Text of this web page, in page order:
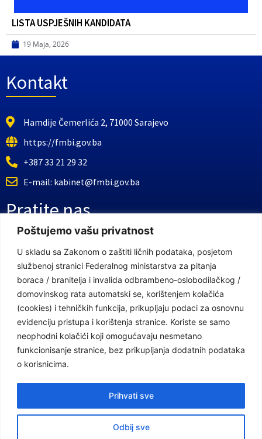
Poštujemo vašu privatnost
U skladu sa Zakonom o zaštiti ličnih podataka, posjetom
službenoj stranici Federalnog ministarstva za pitanja
boraca / branitelja i invalida odbrambeno-oslobodilačkog /
domovinskog rata automatski se, korištenjem kolačića
(cookies) i tehničkih funkcija, prikupljaju podaci za osnovnu
evidenciju pristupa i korištenja stranice. Koriste se samo
neophodni kolačići koji omogućavaju nesmetano
funkcionisanje stranice, bez prikupljanja dodatnih podataka
o korisnicima.
Odbij sve
Prihvati sve
LISTA USPJEŠNIH KANDIDATA
19 Maja, 2026
Kontakt
Hamdije Čemerlića 2, 71000 Sarajevo
https://fmbi.gov.ba
+387 33 21 29 32
E-mail: kabinet@fmbi.gov.ba
Pratite nas
Facebook Stranica
Youtube Kanal
Linkovi
Vlada Federacije Bosne i Hercegovine
Federalno ministarstvo finansija
Federalno ministarstvo rada i socijalne politike
Federalno ministarstvo za pitanja boraca /branitelja i invalida odbrambeno-